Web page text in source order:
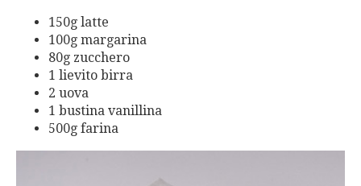
150g latte
100g margarina
80g zucchero
1 lievito birra
2 uova
1 bustina vanillina
500g farina